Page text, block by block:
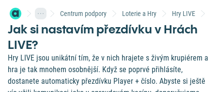
Centrum podpory Loterie a Hry Hry LIVE
Jak si nastavím přezdívku v Hrách
LIVE?
Hry LIVE jsou unikátní tím, že v nich hrajete s živým krupiérem a
hra je tak mnohem osobnější. Když se poprvé přihlásíte,
dostanete automaticky přezdívku Player + číslo. Abyste si ještě